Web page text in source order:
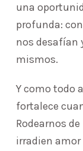
una
profunda:
nos desafían
mismos.
Y como todo
fortalece
Rodearnos
irradien